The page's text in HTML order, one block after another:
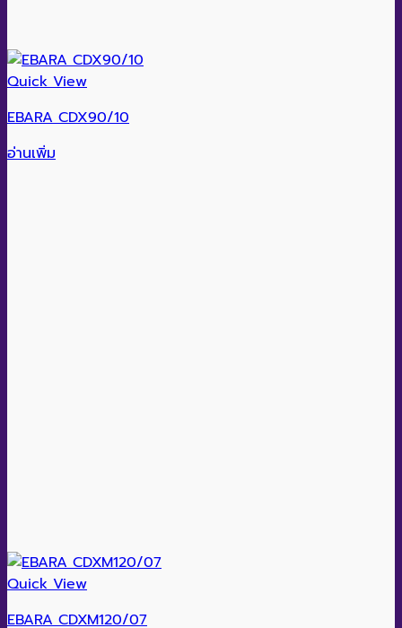
Quick View
EBARA CDX90/10
อ่านเพิ่ม
Quick View
EBARA CDXM120/07